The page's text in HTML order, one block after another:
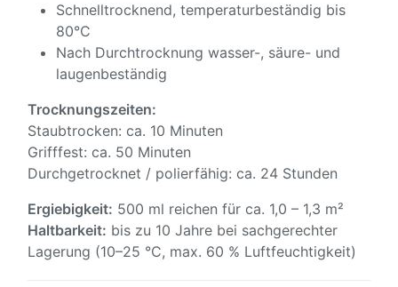
Schnelltrocknend, temperaturbeständig bis
80°C
Nach Durchtrocknung wasser-, säure- und
laugenbeständig
Trocknungszeiten:
Staubtrocken: ca. 10 Minuten
Grifffest: ca. 50 Minuten
Durchgetrocknet / polierfähig: ca. 24 Stunden
Ergiebigkeit: 500 ml reichen für ca. 1,0 – 1,3 m²
Haltbarkeit: bis zu 10 Jahre bei sachgerechter
Lagerung (10–25 °C, max. 60 % Luftfeuchtigkeit)